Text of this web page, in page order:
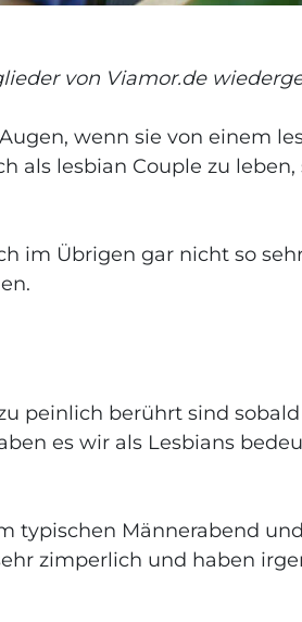
von Viamor.de
wenn sie von einem
als lesbian Couple zu leben,
im Übrigen gar nicht so
peinlich berührt sind sobald
es wir als Lesbians
typischen Männerabend
zimperlich und haben